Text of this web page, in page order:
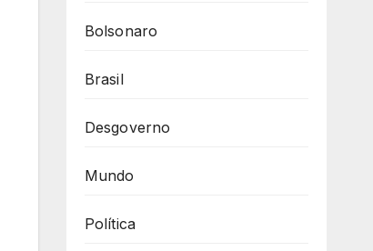
Bolsonaro
Brasil
Desgoverno
Mundo
Política